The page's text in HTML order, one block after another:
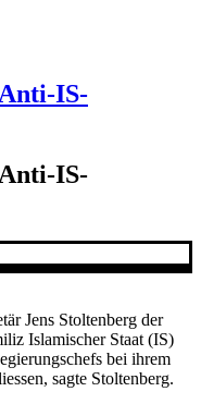
IS-
IS-
Jens Stoltenberg der
Islamischer Staat (IS)
bei ihrem
sagte Stoltenberg.